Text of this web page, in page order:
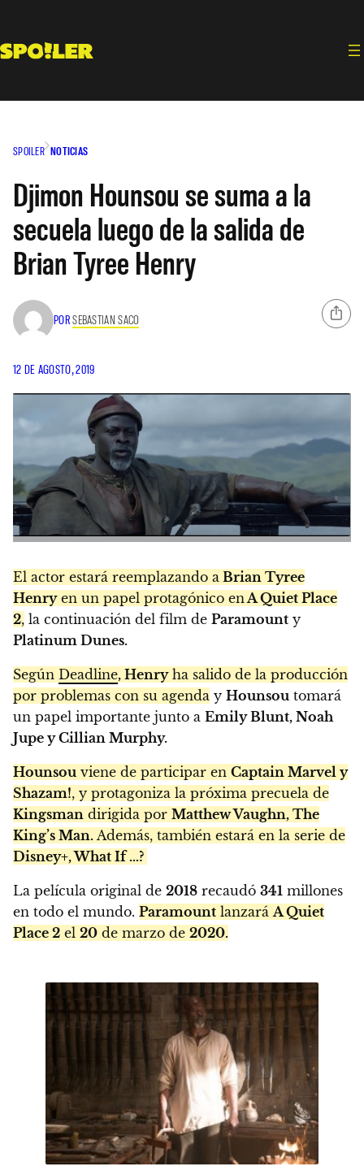
contenido
SPOILER NOTICIAS
Djimon Hounsou se suma a la
secuela luego de la salida de
Brian Tyree Henry
PORSEBASTIAN SACO
12 DE AGOSTO, 2019
El actor estará reemplazando a Brian Tyree
Henryen un papel protagónico en A Quiet Place
2, la continuación del film de Paramount y
Platinum Dunes.
Según Deadline, Henryha salido de la producción
por problemas con su agenda y Hounsou tomará
un papel importante junto a Emily Blunt, Noah
Jupe y Cillian Murphy.
Hounsou viene de participar en Captain Marvel y
Shazam!, y protagoniza la próxima precuela de
Kingsman dirigida por Matthew Vaughn, The
King’s Man. Además, también estará en la serie de
Disney+, What If …?
La película original de 2018 recaudó 341 millones
en todo el mundo. Paramount lanzará A Quiet
Place 2 el 20 de marzo de 2020.